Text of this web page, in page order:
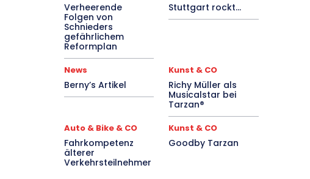
Verheerende
Folgen von
Schnieders
gefährlichem
Reformplan
Stuttgart rockt…
News
Berny’s Artikel
Kunst & CO
Richy Müller als
Musicalstar bei
Tarzan®
Auto & Bike & CO
Fahrkompetenz
älterer
Verkehrsteilnehmer
Kunst & CO
Goodby Tarzan